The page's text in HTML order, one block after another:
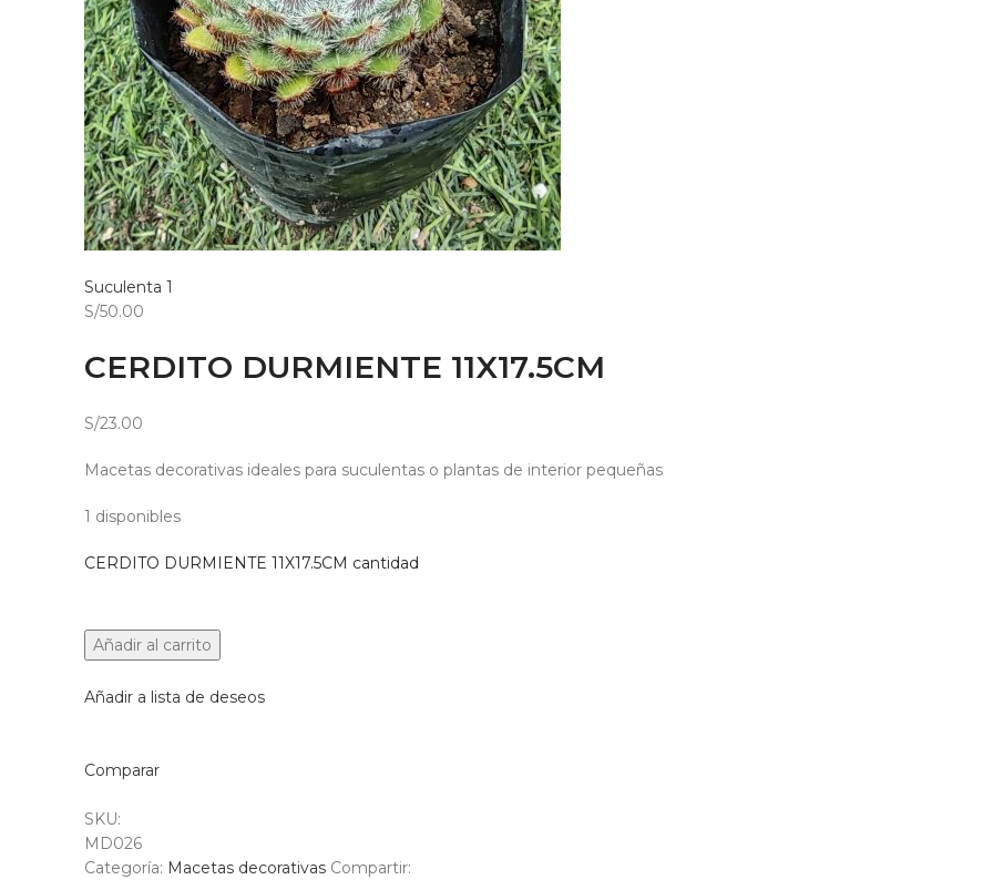
Suculenta 1
S/50.00
CERDITO DURMIENTE 11X17.5CM
S/23.00
Macetas decorativas ideales para suculentas o plantas de interior pequeñas
1 disponibles
CERDITO DURMIENTE 11X17.5CM cantidad
Añadir al carrito
Añadir a lista de deseos
Comparar
SKU:
MD026
Categoría: Macetas decorativas Compartir: